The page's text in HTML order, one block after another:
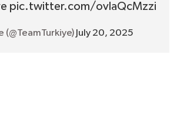
pic.twitter.com/ovlaQcMzzi
(@TeamTurkiye) July 20, 2025